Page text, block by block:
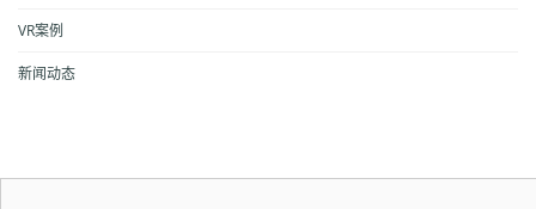
VR案例
新闻动态